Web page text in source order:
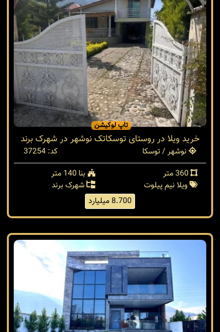
تاپ لوکیشن
خرید ویلا در روستای توسکاتک نوشهر در شهرک برند
نوشهر / توسکا
کد: 37254
بنا 140 متر
ویلا نیم پیلوت
شهرک برند
8.700 میلیارد